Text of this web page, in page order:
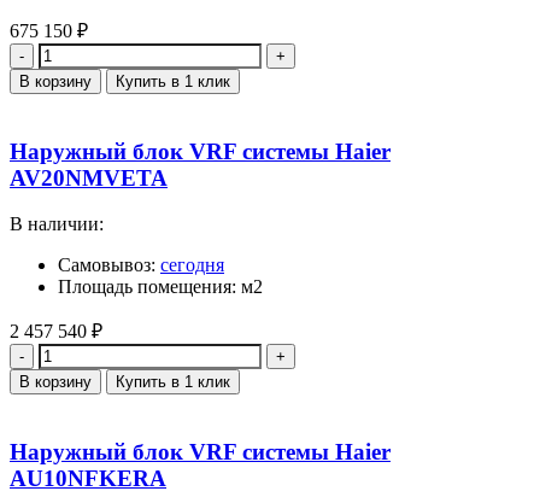
675 150 ₽
Количество
В корзину Купить в 1 клик
Наружный блок VRF системы Haier
AV20NMVETA
В наличии:
Самовывоз: сегодня
Площадь помещения: м2
2 457 540 ₽
Количество
В корзину Купить в 1 клик
Наружный блок VRF системы Haier
AU10NFKERA